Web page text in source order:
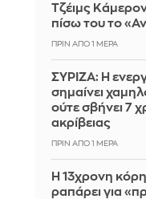
Τζέιμς
πίσω του το
ΠΡΙΝ ΑΠΌ 1 ΜΈΡΑ
ΣΥΡΙΖΑ: Η
σημαίνει
ούτε σβήνει 7
ακρίβειας
ΠΡΙΝ ΑΠΌ 1 ΜΈΡΑ
Η 13χρονη
ραπάρει για